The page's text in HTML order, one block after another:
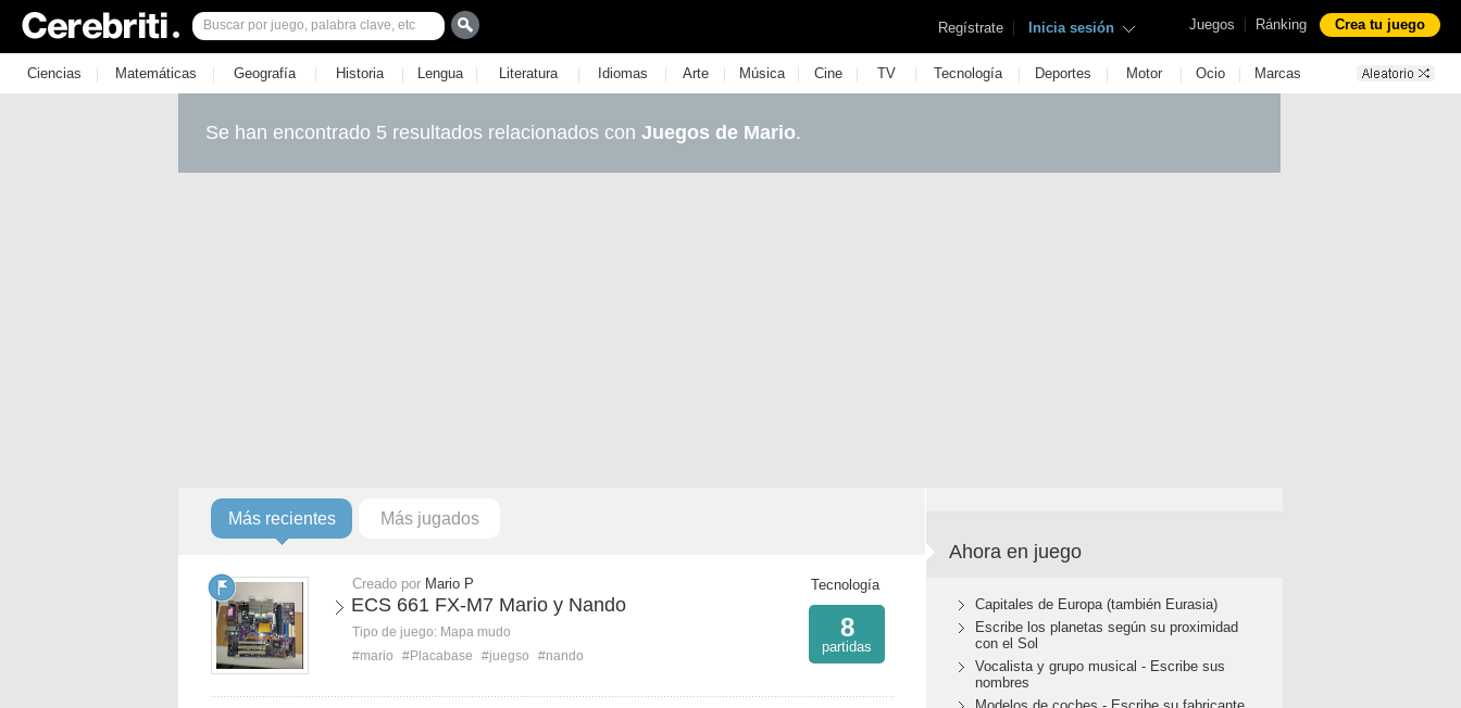
Juegos | Ránking Crea tu juego
Regístrate | Inicia sesión
Ciencias | Matemáticas | Geografía | Historia | Lengua | Literatura | Idiomas | Arte | Música | Cine | TV | Tecnología | Deportes | Motor | Ocio | Marcas
Se han encontrado 5 resultados relacionados con Juegos de Mario.
Más recientes Más jugados
Creado por Mario P
ECS 661 FX-M7 Mario y Nando
Tipo de juego: Mapa mudo
#mario
#Placabase #juegso #nando
Tecnología
8
partidas
Ahora en juego
Capitales de Europa (también Eurasia)
Escribe los planetas según su proximidad
con el Sol
Vocalista y grupo musical - Escribe sus
nombres